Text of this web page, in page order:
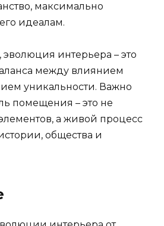
максимально
идеалам.
эволюция интерьера – это
между влиянием
уникальности. Важно
помещения – это не
а живой процесс
общества и